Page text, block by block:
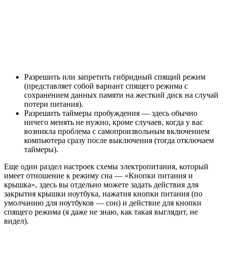
Разрешить или запретить гибридный спящий режим
(представляет собой вариант спящего режима с
сохранением данных памяти на жесткий диск на случай
потери питания).
Разрешить таймеры пробуждения — здесь обычно
ничего менять не нужно, кроме случаев, когда у вас
возникла проблема с самопроизвольным включением
компьютера сразу после выключения (тогда отключаем
таймеры).
Еще один раздел настроек схемы электропитания, который
имеет отношение к режиму сна — «Кнопки питания и
крышка», здесь вы отдельно можете задать действия для
закрытия крышки ноутбука, нажатия кнопки питания (по
умолчанию для ноутбуков — сон) и действие для кнопки
спящего режима (я даже не знаю, как такая выглядит, не
видел).